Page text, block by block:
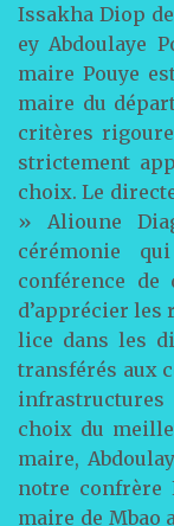
Issakha Diop
ey Abdoulaye
maire Pouye
maire du
critères
strictement
choix. Le
» Alioune
cérémonie
conférence
d’apprécier
lice dans les
transférés aux
choix du
maire,
notre confrère
maire de Mbao